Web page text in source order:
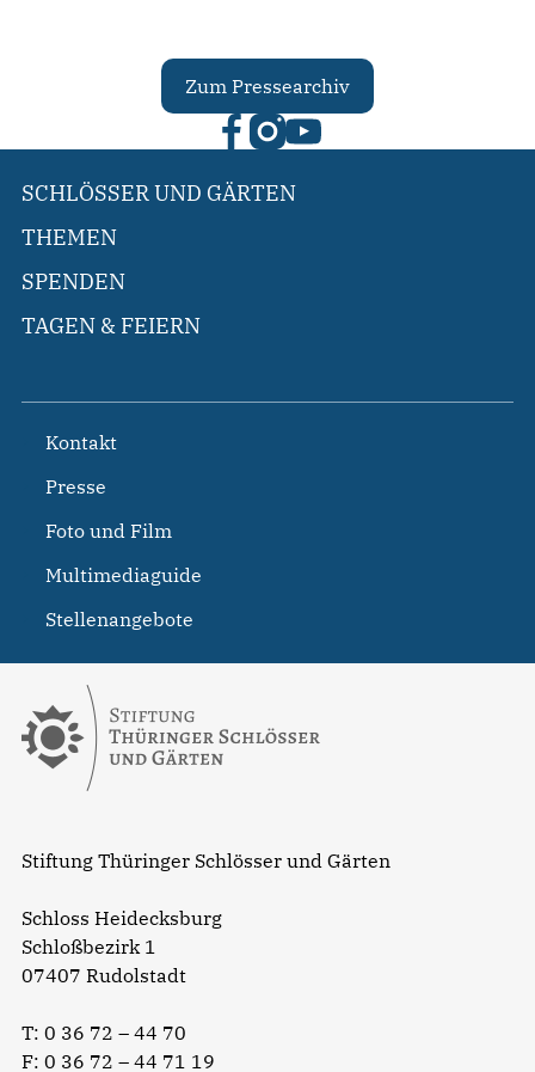
Zum Pressearchiv
Stiftung Thüringer Schlösser und Gärten
Schloss Heidecksburg
Schloßbezirk 1
07407 Rudolstadt
T: 0 36 72 – 44 70
F: 0 36 72 – 44 71 19
SCHLÖSSER UND GÄRTEN
THEMEN
SPENDEN
TAGEN & FEIERN
Kontakt
Presse
Foto und Film
Multimediaguide
Stellenangebote